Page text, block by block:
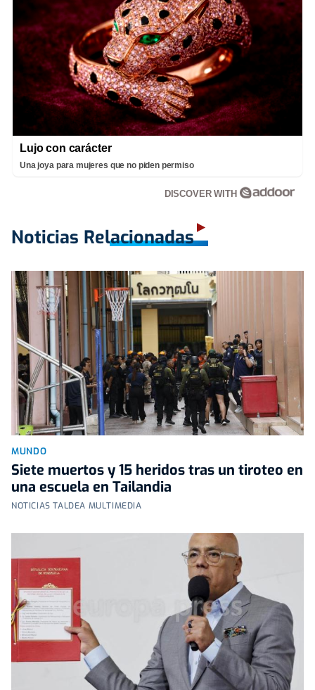
Lujo con carácter
Una joya para mujeres que no piden permiso
DISCOVER WITH
Noticias Relacionadas
MUNDO
Siete muertos y 15 heridos tras un tiroteo en
una escuela en Tailandia
NOTICIAS TALDEA MULTIMEDIA